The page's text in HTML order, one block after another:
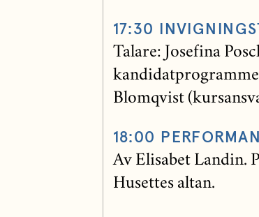
17:30
Talare: Josefina
Blomqvist
18:00
Av Elisabet Landin.
Husettes altan.